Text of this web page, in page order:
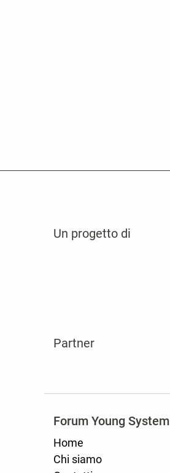
Un progetto di
Partner
Forum Young System
Home
Chi siamo